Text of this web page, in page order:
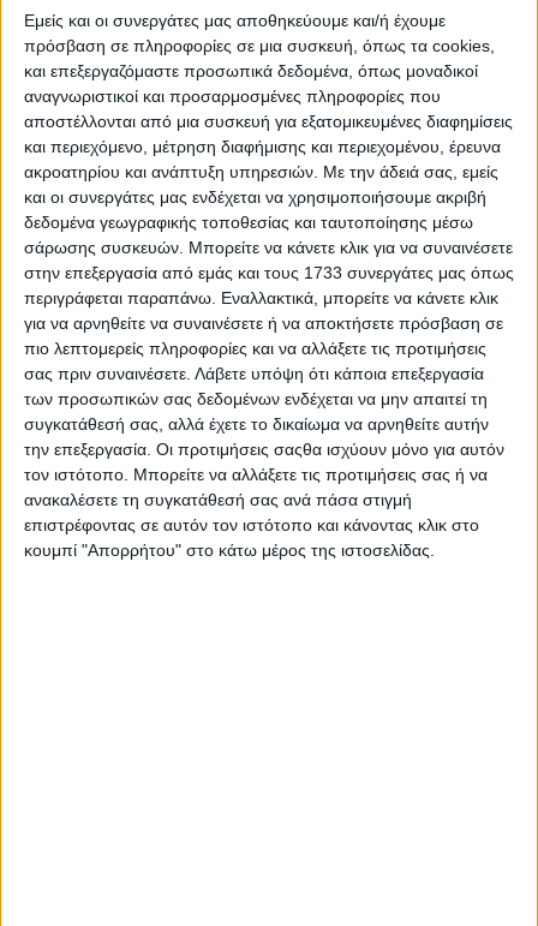
Εμείς και οι συνεργάτες μας αποθηκεύουμε και/ή έχουμε
πρόσβαση σε πληροφορίες σε μια συσκευή, όπως τα cookies,
και επεξεργαζόμαστε προσωπικά δεδομένα, όπως μοναδικοί
αναγνωριστικοί και προσαρμοσμένες πληροφορίες που
αποστέλλονται από μια συσκευή για εξατομικευμένες διαφημίσεις
και περιεχόμενο, μέτρηση διαφήμισης και περιεχομένου, έρευνα
ακροατηρίου και ανάπτυξη υπηρεσιών. Με την άδειά σας, εμείς
και οι συνεργάτες μας ενδέχεται να χρησιμοποιήσουμε ακριβή
δεδομένα γεωγραφικής τοποθεσίας και ταυτοποίησης μέσω
σάρωσης συσκευών. Μπορείτε να κάνετε κλικ για να συναινέσετε
στην επεξεργασία από εμάς και τους 1733 συνεργάτες μας όπως
περιγράφεται παραπάνω. Εναλλακτικά, μπορείτε να κάνετε κλικ
για να αρνηθείτε να συναινέσετε ή να αποκτήσετε πρόσβαση σε
πιο λεπτομερείς πληροφορίες και να αλλάξετε τις προτιμήσεις
σας πριν συναινέσετε. Λάβετε υπόψη ότι κάποια επεξεργασία
των προσωπικών σας δεδομένων ενδέχεται να μην απαιτεί τη
συγκατάθεσή σας, αλλά έχετε το δικαίωμα να αρνηθείτε αυτήν
την επεξεργασία. Οι προτιμήσεις σαςθα ισχύουν μόνο για αυτόν
τον ιστότοπο. Μπορείτε να αλλάξετε τις προτιμήσεις σας ή να
ανακαλέσετε τη συγκατάθεσή σας ανά πάσα στιγμή
επιστρέφοντας σε αυτόν τον ιστότοπο και κάνοντας κλικ στο
κουμπί "Απορρήτου" στο κάτω μέρος της ιστοσελίδας.
Η επιτυχία του μοντέλου επιβεβαιώνεται από τους
αριθμούς: Σύμφωνα με στατιστικά ταξινομήσεων της
Ομοσπονδιακής Αρχής Οδικών Μεταφορών της
Γερμανίας (KBA), το Corsa είναι το πιο δημοφιλές
μικρό αυτοκίνητο στη Γερμανία τα τελευταία
τέσσερα χρόνια. Ήταν επίσης το πρώτο σε πωλήσεις
στην κατηγορία του στο Ηνωμένο Βασίλειο για τρία
συνεχόμενα έτη (2021–2023). Και στις δύο αυτές
σημαντικές αγορές, το Corsa διατηρεί την
πρωτοκαθεδρία στην κατηγορία Β και στο πρώτο
τρίμηνο του 2025. Από τον Ιανουάριο έως τον
Μάρτιο του 2025, το Corsa ήταν επίσης στο podium
της κατηγορίας του σε Κροατία, Ολλανδία,
Νορβηγία και Σλοβενία. Στην Ελλάδα, το Corsa
ήταν το πρώτο σε πωλήσεις επιβατικό όχημα
συνολικά για το 2023. Πολυάριθμες διακρίσεις από
το κοινό και ειδικούς, όπως το βραβείο ‘Best in
Class’ 2025 για το Opel Corsa Electric ως